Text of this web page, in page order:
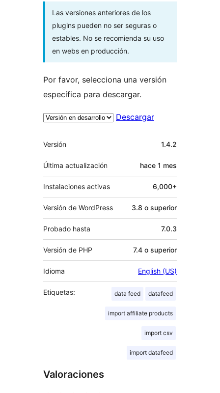
Las versiones anteriores de los
plugins pueden no ser seguras o
estables. No se recomienda su uso
en webs en producción.
Por favor, selecciona una versión
específica para descargar.
Descargar
Meta
Versión 1.4.2
Última actualización hace 1 mes
Instalaciones activas 6,000+
Versión de WordPress 3.8 o superior
Probado hasta 7.0.3
Versión de PHP 7.4 o superior
Idioma English (US)
Etiquetas: data feed datafeed
import affiliate products
import csv
import datafeed
Valoraciones